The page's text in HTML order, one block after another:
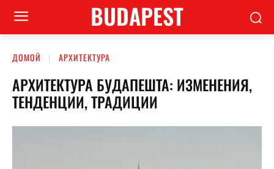
BUDAPEST
ДОМОЙ АРХИТЕКТУРА
АРХИТЕКТУРА БУДАПЕШТА: ИЗМЕНЕНИЯ,
ТЕНДЕНЦИИ, ТРАДИЦИИ